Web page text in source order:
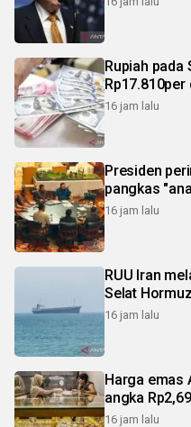
Rupiah pada
Rp17.810per
16 jam lalu
Presiden
pangkas
16 jam lalu
RUU Iran
Selat Hormuz
16 jam lalu
Harga emas
angka
16 jam lalu